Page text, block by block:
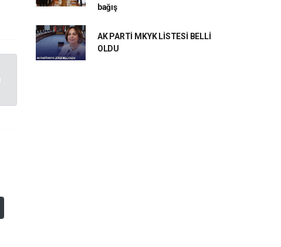
bağış
AK PARTİ MKYK LİSTESİ BELLİ
OLDU